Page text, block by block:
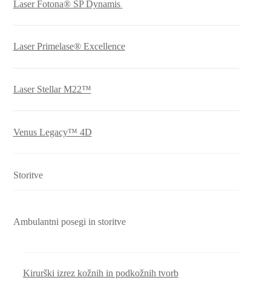
Laser Fotona® SP Dynamis
Laser Primelase® Excellence
Laser Stellar M22™
Venus Legacy™ 4D
Storitve
Ambulantni posegi in storitve
Kirurški izrez kožnih in podkožnih tvorb